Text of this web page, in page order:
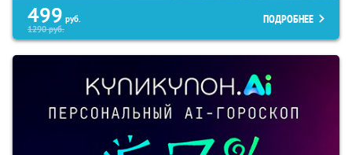
499 руб.
1290руб.
ПОДРОБНЕЕ